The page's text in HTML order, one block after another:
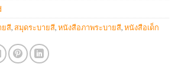
ยสี,สมุดระบายสี,หนังสือภาพระบายสี,หนังสือเด็ก